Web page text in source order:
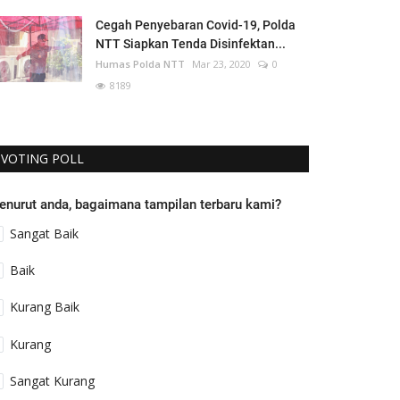
Cegah Penyebaran Covid-19, Polda
NTT Siapkan Tenda Disinfektan...
Humas Polda NTT Mar 23, 2020
0
8189
VOTING POLL
anda, bagaimana tampilan terbaru kami?
Sangat Baik
Baik
Kurang Baik
Kurang
Sangat Kurang